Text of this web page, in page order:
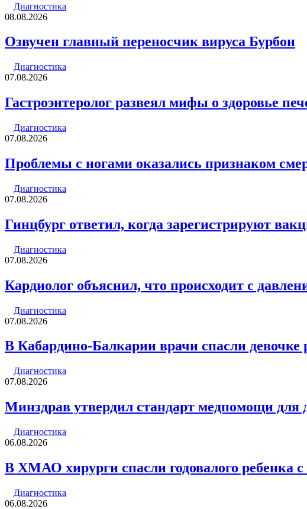
Диагностика
08.08.2026
Озвучен главный переносчик вируса Бурбон
Диагностика
07.08.2026
Гастроэнтеролог развеял мифы о здоровье
Диагностика
07.08.2026
Проблемы с ногами оказались признаком
Диагностика
07.08.2026
Гинцбург ответил, когда зарегистрируют
Диагностика
07.08.2026
Кардиолог объяснил, что происходит с
Диагностика
07.08.2026
В Кабардино-Балкарии врачи спасли
Диагностика
07.08.2026
Минздрав утвердил стандарт медпомощи для
Диагностика
06.08.2026
В ХМАО хирурги спасли годовалого ребенка
Диагностика
06.08.2026